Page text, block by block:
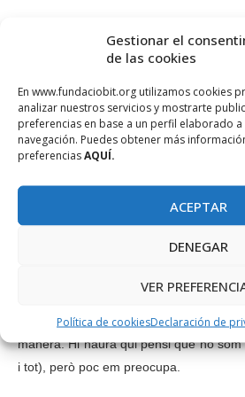
Gestionar el
de las cookies
En www.fundaciobit.org utilizamos cookies
analizar nuestros servicios y mostrarte
preferencias en base a un perfil elaborado
navegación. Puedes obtener más
preferenciasAQUÍ.
ACEPTAR
DENEGAR
VER
Política de cookiesDeclaración de
Imprescindible no crec que hi hagi
amb el que tenim, com s’ha fet sempre.
prou simple. Correu electrònic,
amb amics i Facebook generalment el
que només saben quatre coses del
manera. Hi haurà qui pensi que ho
i tot), però poc em preocupa.